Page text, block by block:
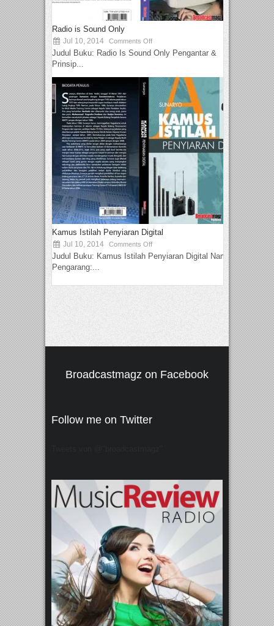
Radio is Sound Only
Jul 10, 2014 Comments Off
Judul Buku: Radio Is Sound Only Pengantar &
Prinsip...
Kamus Istilah Penyiaran Digital
Jul 10, 2014 Comments Off
Judul Buku: Kamus Istilah Penyiaran Digital Nama
Pengarang:...
Broadcastmagz on Facebook
Follow me on Twitter